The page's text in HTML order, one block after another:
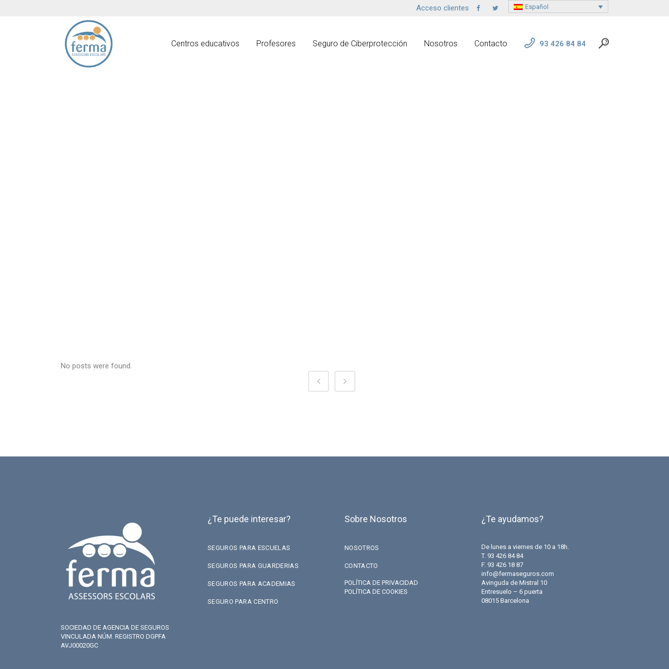
Acceso clientes Español
93 426 84 84
Centros educativos Profesores Seguro de Ciberprotección Nosotros Contacto
No posts were found.
SOCIEDAD DE AGENCIA DE SEGUROS
VINCULADA NÚM. REGISTRO DGPFA
AVJ00020GC
¿Te puede interesar?
SEGUROS PARA ESCUELAS
SEGUROS PARA GUARDERIAS
SEGUROS PARA ACADEMIAS
SEGURO PARA CENTRO
Sobre Nosotros
NOSOTROS
CONTACTO
POLÍTICA DE PRIVACIDAD
POLÍTICA DE COOKIES
¿Te ayudamos?
De lunes a viernes de 10 a 18h.
T. 93 426 84 84
F. 93 426 18 87
info@fermaseguros.com
Avinguda de Mistral 10
Entresuelo – 6 puerta
08015 Barcelona